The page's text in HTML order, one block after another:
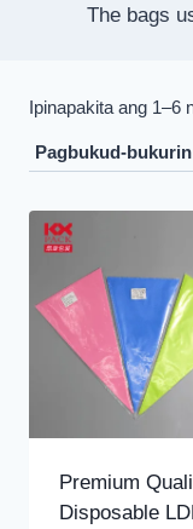
The bags
Ipinapakita ang 1–6
Premium
Disposable